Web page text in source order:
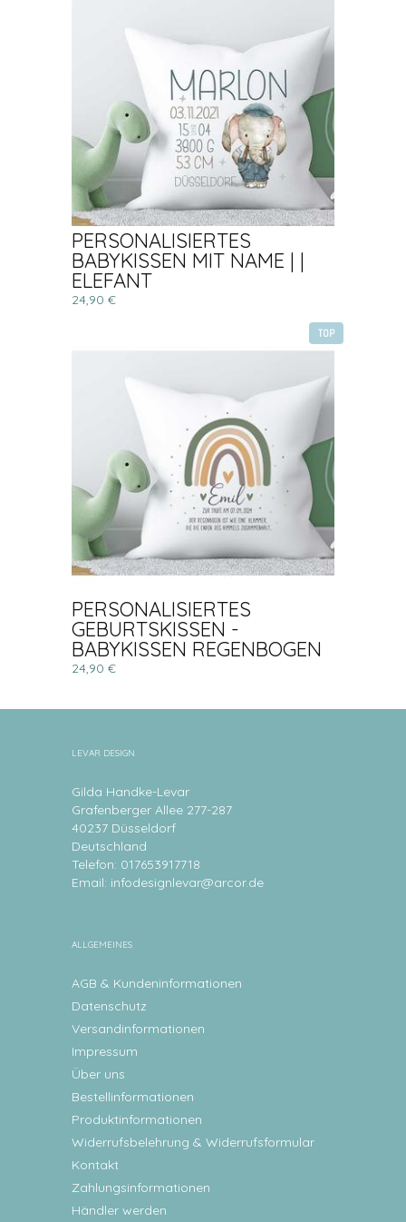
PERSONALISIERTES
BABYKISSEN MIT NAME | |
ELEFANT
24,90 €
TOP
PERSONALISIERTES
GEBURTSKISSEN -
BABYKISSEN REGENBOGEN
24,90 €
LEVAR DESIGN
Gilda Handke-Levar
Grafenberger Allee 277-287
40237 Düsseldorf
Deutschland
Telefon: 017653917718
Email: infodesignlevar@arcor.de
ALLGEMEINES
AGB & Kundeninformationen
Datenschutz
Versandinformationen
Impressum
Über uns
Bestellinformationen
Produktinformationen
Widerrufsbelehrung & Widerrufsformular
Kontakt
Zahlungsinformationen
Händler werden